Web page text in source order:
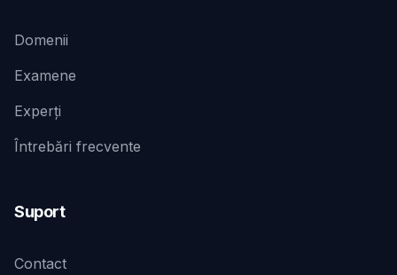
Domenii
Examene
Experți
Întrebări frecvente
Suport
Contact